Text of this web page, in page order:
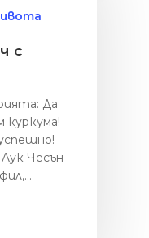
с
Да
куркума!
Чесън -